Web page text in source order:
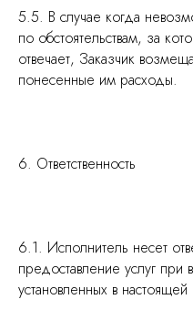
5.5. В случае когда
по обстоятельствам, за
отвечает, Заказчик
понесенные им расходы.
6. Ответственность
6.1. Исполнитель несет
предоставление услуг
установленных в